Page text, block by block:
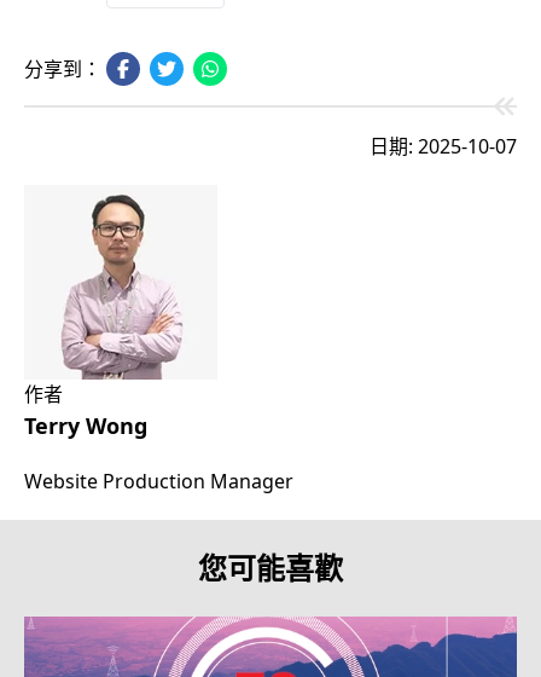
分享到：
日期: 2025-10-07
作者
Terry Wong
Website Production Manager
您可能喜歡